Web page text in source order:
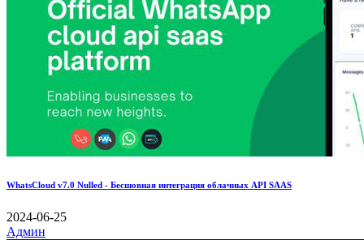
WhatsCloud v7.0 Nulled - Бесшовная интеграция облачных API SAAS
2024-06-25
Админ